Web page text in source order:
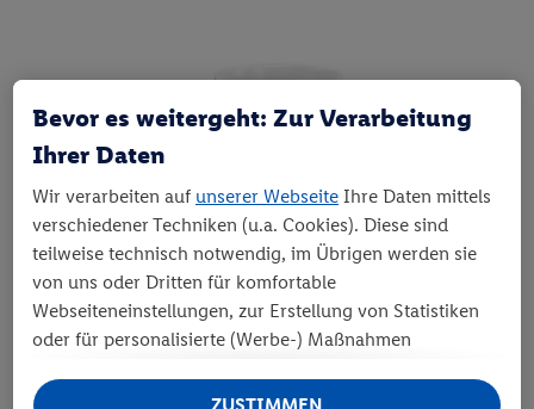
Der Geschenk-Klassiker mit praktischem Nutzen
Bevor es weitergeht: Zur Verarbeitung
Ihrer Daten
Wir verarbeiten auf unserer Webseite Ihre Daten mittels
verschiedener Techniken (u.a. Cookies). Diese sind
teilweise technisch notwendig, im Übrigen werden sie
von uns oder Dritten für komfortable
Webseiteneinstellungen, zur Erstellung von Statistiken
oder für personalisierte (Werbe-) Maßnahmen
außerhalb der EU ohne angemessenes Schutzniveau
ZUSTIMMEN